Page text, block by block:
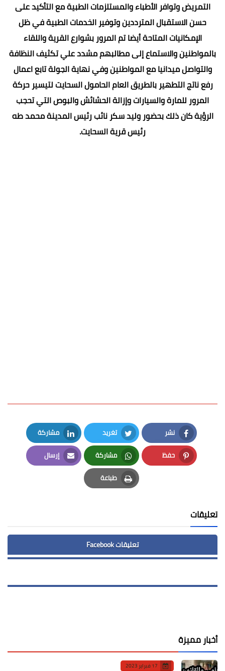
التمريض وتوافر الأطباء والمستلزمات الطبية مع التأكيد على
حسن الاستقبال المترددين وتوفير الخدمات الطبية في ظل
الإمكانيات المتاحة أيضا تم المرور بشوارع القرية واللقاء
بالمواطنين والاستماع إلى مطالبهم مشدد علي تكثيف النظافة
والتواصل ميدانيا مع المواطنين وفي نهاية الجولة تابع اعمال
رفع ناتج التطهير بالطريق العام الحامول السحايت لتيسير حركة
المرور للمارة والسيارات وإزالة الحشائش والبوص التي تحجب
الرؤية كان ذلك بحضور وليد سكر نائب رئيس المدينة محمد طه
رئيس قرية السحايت.
نشر
Facebook
تغريد
Twitter
مشاركة
LinkedIn
حفظ
Pinterest
مشاركة
Whatsapp
إرسال
Email
طباعة
Print
تعليقات
تعليقات Facebook
أخبار مميزة
17 فبراير 2023